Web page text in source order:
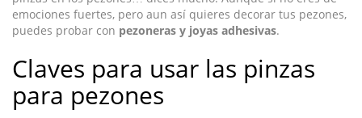
emociones fuertes, pero aun así quieres decorar tus pezones,
puedes probar con pezoneras y joyas adhesivas.
Claves para usar las pinzas
para pezones